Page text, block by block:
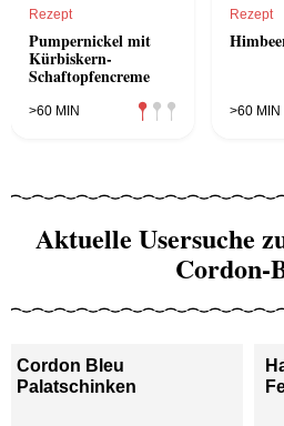
Rezept
Pumpernickel mit
Kürbiskern-
Schaftopfencreme
>60 MIN
Rezept
>60 MIN
Aktuelle Usersuche
Cordon-
Cordon Bleu
Palatschinken